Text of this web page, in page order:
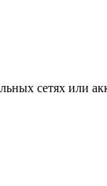
сетях или